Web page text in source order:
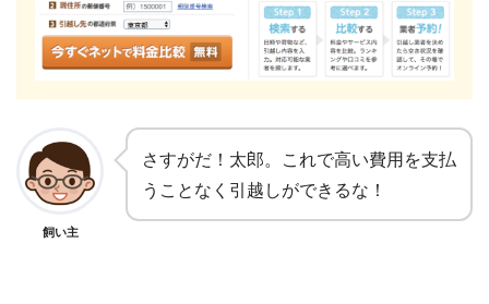
飼い主
さすがだ！太郎。これで高い費用を支払
うことなく引越しができるな！